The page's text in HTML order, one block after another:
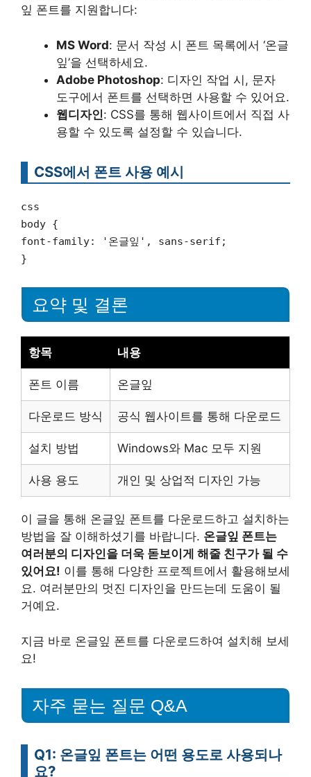
잎 폰트를 지원합니다:
MS Word: 문서 작성 시 폰트 목록에서 ‘온글
잎’을 선택하세요.
Adobe Photoshop: 디자인 작업 시, 문자
도구에서 폰트를 선택하면 사용할 수 있어요.
웹디자인: CSS를 통해 웹사이트에서 직접 사
용할 수 있도록 설정할 수 있습니다.
CSS에서 폰트 사용 예시
css
body {
font-family: '온글잎', sans-serif;
}
요약 및 결론
항목 내용
폰트 이름 온글잎
다운로드 방식 공식 웹사이트를 통해 다운로드
설치 방법 Windows와 Mac 모두 지원
사용 용도 개인 및 상업적 디자인 가능
이 글을 통해 온글잎 폰트를 다운로드하고 설치하는
방법을 잘 이해하셨기를 바랍니다. 온글잎 폰트는
여러분의 디자인을 더욱 돋보이게 해줄 친구가 될 수
있어요! 이를 통해 다양한 프로젝트에서 활용해보세
요. 여러분만의 멋진 디자인을 만드는데 도움이 될
거예요.
지금 바로 온글잎 폰트를 다운로드하여 설치해 보세
요!
자주 묻는 질문 Q&A
Q1: 온글잎 폰트는 어떤 용도로 사용되나
요?